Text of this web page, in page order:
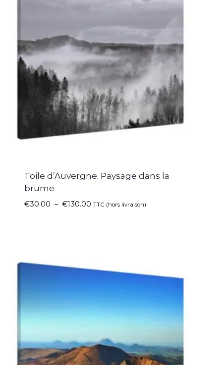
Toile d’Auvergne. Paysage dans la
brume
€30.00 – €130.00 TTC (hors livraison)